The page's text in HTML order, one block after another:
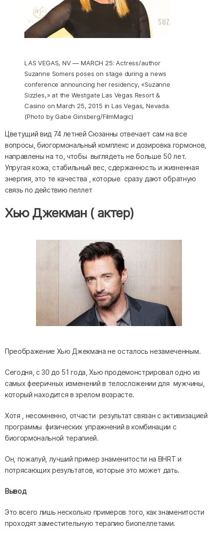
LAS VEGAS, NV — MARCH 25: Actress/author
Suzanne Somers poses on stage during a news
conference announcing her residency, «Suzanne
Sizzles,» at the Westgate Las Vegas Resort &
Casino on March 25, 2015 in Las Vegas, Nevada.
(Photo by Gabe Ginsberg/FilmMagic)
Цветущий вид 74 летней Сюзанны отвечает сам на все
вопросы, биогормональный комплекс и дозировка гормонов,
направлены на то, чтобы выглядеть не больше 50 лет.
Упругая кожа, стабильный вес, сдержанность и жизненная
энергия, это те качества , которые сразу дают обратную
связь по действию пеллет
Хью Джекман ( актер)
Преображение Хью Джекмана не осталось незамеченным.
Сегодня, с 30 до 51 года, Хью продемонстрировал одно из
самых фееричных изменений в телосложении для мужчины,
который находится в зрелом возрасте.
Хотя , несомненно, отчасти результат связан с активизацией
программы физических упражнений в комбинации с
биогормональной терапией.
Он, пожалуй, лучший пример знаменитости на BHRT и
потрясающих результатов, которые это может дать.
Вывод
Это всего лишь несколько примеров того, как знаменитости
проходят заместительную терапию биопеллетами.